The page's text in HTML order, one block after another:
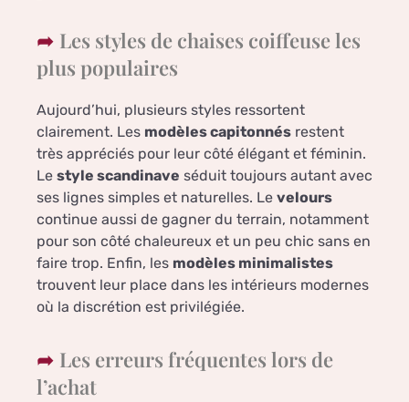
Les styles de chaises coiffeuse les
plus populaires
Aujourd’hui, plusieurs styles ressortent
clairement. Les modèles capitonnés restent
très appréciés pour leur côté élégant et féminin.
Le style scandinave séduit toujours autant avec
ses lignes simples et naturelles. Le velours
continue aussi de gagner du terrain, notamment
pour son côté chaleureux et un peu chic sans en
faire trop. Enfin, les modèles minimalistes
trouvent leur place dans les intérieurs modernes
où la discrétion est privilégiée.
Les erreurs fréquentes lors de
l’achat